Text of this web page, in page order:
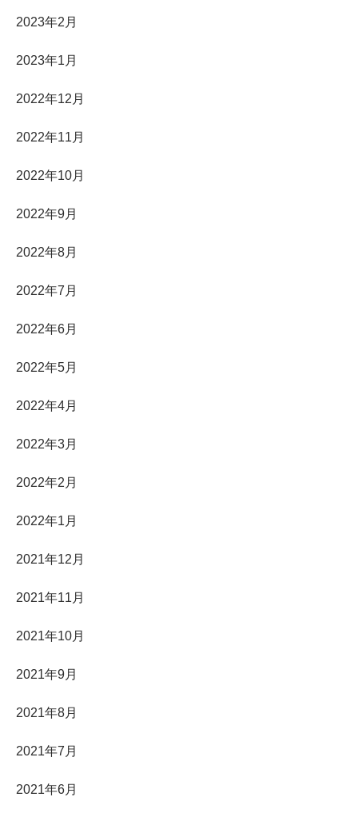
2023年2月
2023年1月
2022年12月
2022年11月
2022年10月
2022年9月
2022年8月
2022年7月
2022年6月
2022年5月
2022年4月
2022年3月
2022年2月
2022年1月
2021年12月
2021年11月
2021年10月
2021年9月
2021年8月
2021年7月
2021年6月